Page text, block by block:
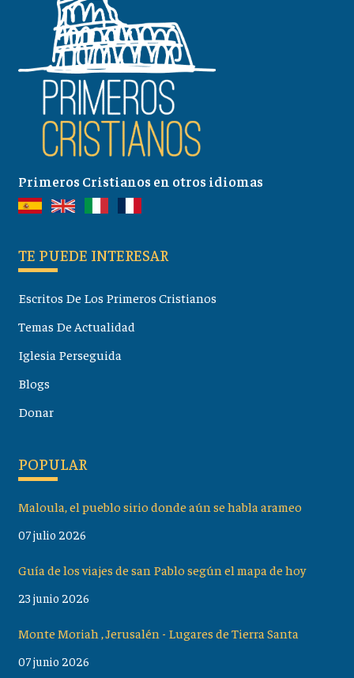
Primeros Cristianos en otros idiomas
TE PUEDE INTERESAR
Escritos De Los Primeros Cristianos
Temas De Actualidad
Iglesia Perseguida
Blogs
Donar
POPULAR
Maloula, el pueblo sirio donde aún se habla arameo
07 julio 2026
Guía de los viajes de san Pablo según el mapa de hoy
23 junio 2026
Monte Moriah , Jerusalén - Lugares de Tierra Santa
07 junio 2026